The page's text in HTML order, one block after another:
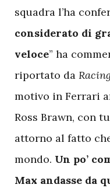
squadra l’ha
considerato di
veloce” ha
riportato da
motivo in Ferrari
Ross Brawn, con
attorno al fatto
mondo. Un po’
Max andasse da